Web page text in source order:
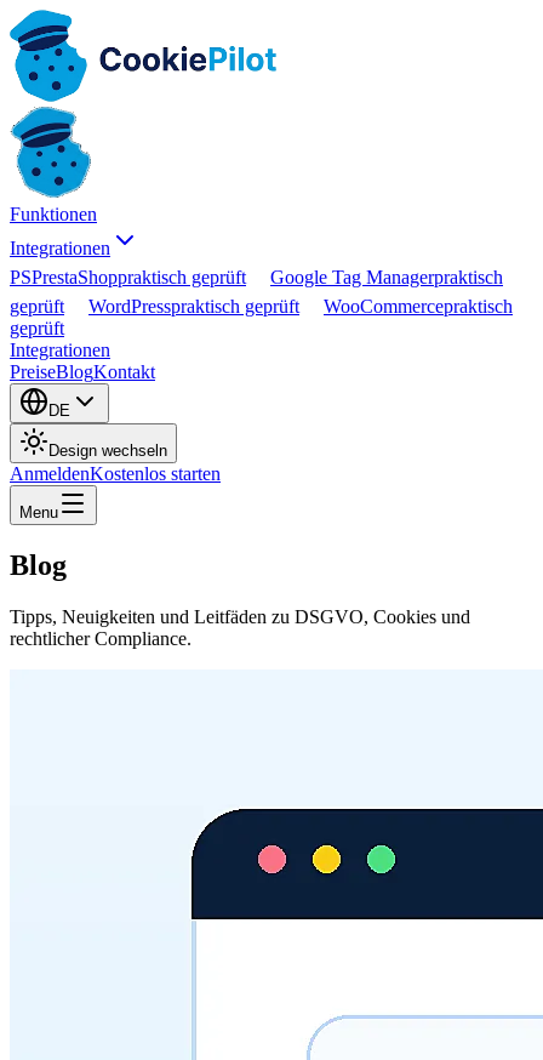
Funktionen
Integrationen
PSPrestaShoppraktisch geprüft Google Tag Managerpraktisch
geprüft
WordPresspraktisch geprüft WooCommercepraktisch
geprüft
Integrationen
PreiseBlogKontakt
DE
Design wechseln
AnmeldenKostenlos starten
Menu
Blog
Tipps, Neuigkeiten und Leitfäden zu DSGVO, Cookies und
rechtlicher Compliance.